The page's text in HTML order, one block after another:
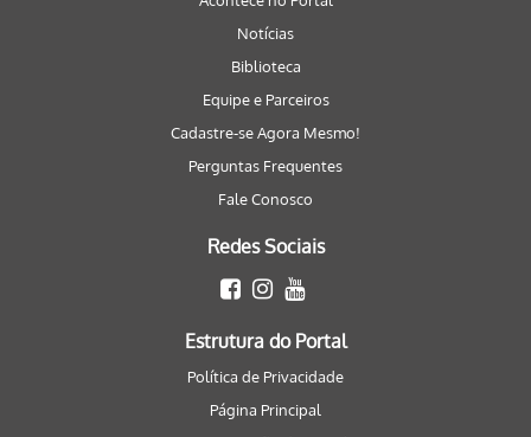
Notícias
Biblioteca
Equipe e Parceiros
Cadastre-se Agora Mesmo!
Perguntas Frequentes
Fale Conosco
Redes Sociais
Estrutura do Portal
Política de Privacidade
Página Principal